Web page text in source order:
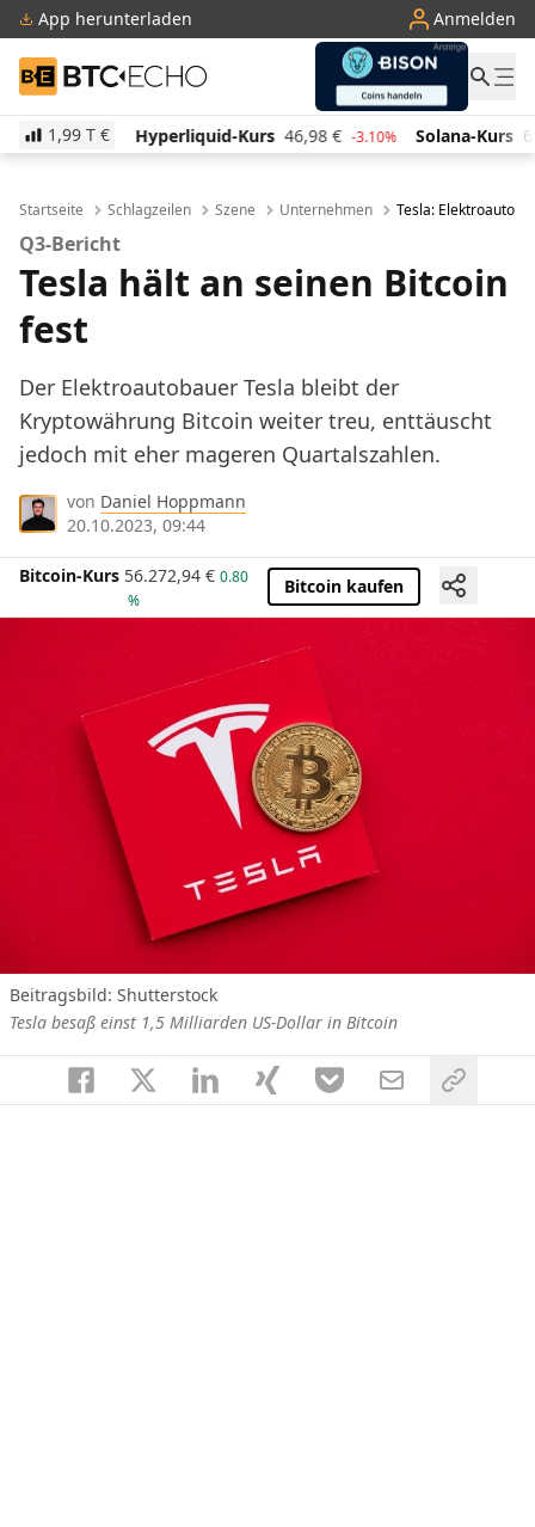
App herunterladen Anmelden
BTC-ECHO
1,99 T €
Hyperliquid-Kurs 46,98 € -3.10% Solana-Kurs 63,94 € 1.20%
Startseite Schlagzeilen Szene Unternehmen Tesla:
Q3-Bericht
Tesla hält an seinen Bitcoin
fest
Der Elektroautobauer Tesla bleibt der
Kryptowährung Bitcoin weiter treu, enttäuscht
jedoch mit eher mageren Quartalszahlen.
von Daniel Hoppmann
20.10.2023, 09:44
Bitcoin-Kurs 56.272,94 € 0.80
%
Bitcoin kaufen
Beitragsbild: Shutterstock
Tesla besaß einst 1,5 Milliarden US-Dollar in Bitcoin